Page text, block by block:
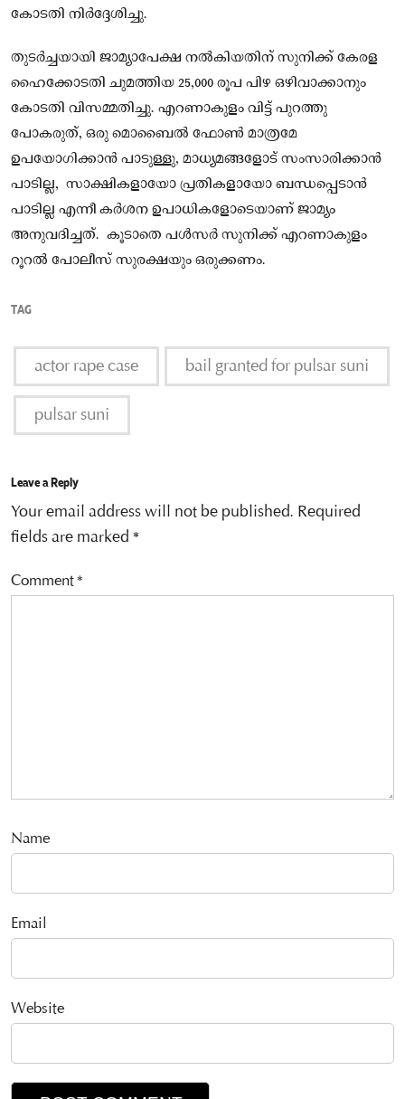
കോടതി നിർദ്ദേശിച്ചു.
തുടർച്ചയായി ജാമ്യാപേക്ഷ നൽകിയതിന് സുനിക്ക് കേരള
ഹൈക്കോടതി ചുമത്തിയ 25,000 രൂപ പിഴ ഒഴിവാക്കാനും
കോടതി വിസമ്മതിച്ചു. എറണാകുളം വിട്ട് പുറത്തു
പോകരുത്, ഒരു മൊബൈല്‍ ഫോണ്‍ മാത്രമേ
ഉപയോഗിക്കാന്‍ പാടുള്ളു, മാധ്യമങ്ങളോട് സംസാരിക്കാൻ
പാടില്ല, സാക്ഷികളായോ പ്രതികളായോ ബന്ധപ്പെടാൻ
പാടില്ല എന്നീ കര്‍ശന ഉപാധികളോടെയാണ് ജാമ്യം
അനുവദിച്ചത്. കൂടാതെ പള്‍സർ സുനിക്ക് എറണാകുളം
റൂറല്‍ പോലീസ് സുരക്ഷയും ഒരുക്കണം.
TAG
actor rape case bail granted for pulsar suni
pulsar suni
Leave a Reply
Your email address will not be published. Required
fields are marked *
Comment*
Name
Email
Website